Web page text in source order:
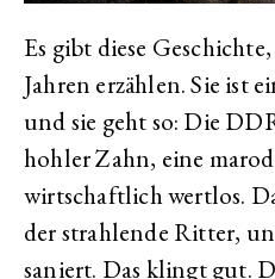
Es gibt diese
Jahren erzählen. Sie ist
und sie geht so: Die
hohler Zahn, eine
wirtschaftlich wertlos.
der strahlende Ritter,
saniert. Das klingt gut.